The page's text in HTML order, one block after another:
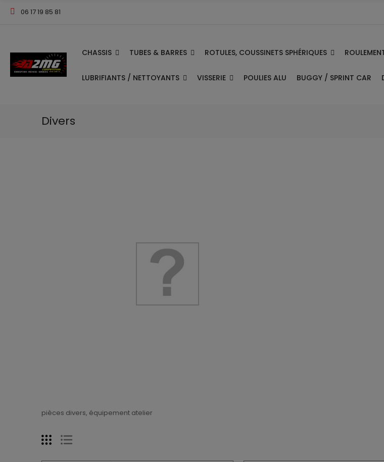
06 17 19 85 81
CHASSIS TUBES & BARRES ROTULES, COUSSINETS SPHÉRIQUES
LUBRIFIANTS / NETTOYANTS VISSERIE POULIES ALU BUGGY / SPRINT CAR
Divers
pièces divers, équipement atelier